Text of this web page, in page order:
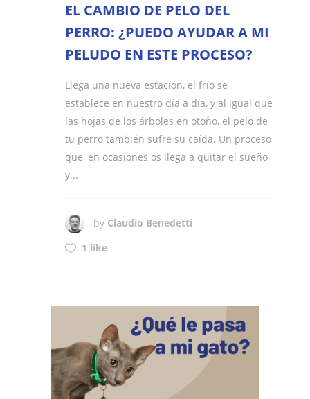
EL CAMBIO DE PELO DEL
PERRO: ¿PUEDO AYUDAR A MI
PELUDO EN ESTE PROCESO?
Llega una nueva estación, el frío se
establece en nuestro día a día, y al igual que
las hojas de los árboles en otoño, el pelo de
tu perro también sufre su caída. Un proceso
que, en ocasiones os llega a quitar el sueño
y...
by Claudio Benedetti
1 like